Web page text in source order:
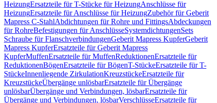
HeizungErsatzteile für T-Stücke für HeizungAnschlüsse für
HeizungErsatzteile für Anschlüsse für HeizungZubehör für Geberit
Mapress C-StahlAbdichtungen für Rohre und FittingsAbdeckungen
für RohreBefestigungen für AnschlüsseSystemdichtungenSets
Schraube für FlanschverbindungenGeberit Mapress KupferGeberit
Mapress KupferErsatzteile für Geberit Mapress
KupferMuffenErsatzteile für MuffenReduktionenErsatzteile für
ReduktionenBögenErsatzteile für BögenT-StückeErsatzteile für T-
StückeInnenliegende ZirkulationKreuzstückeErsatzteile für
KreuzstückeÜbergänge unlösbarErsatzteile für Übergänge
unlösbarÜbergänge und Verbindungen, lösbarErsatzteile für
Übergänge und Verbindungen, lösbarVerschlüsseErsatzteile für